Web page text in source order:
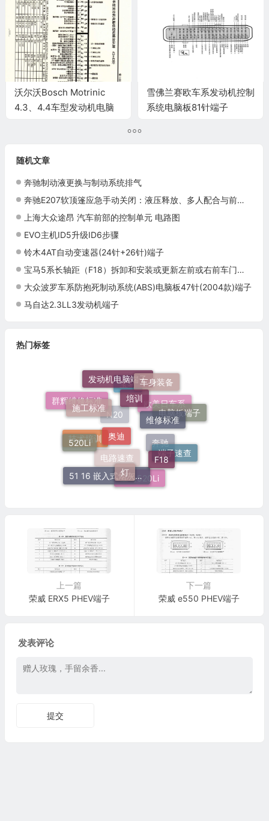
沃尔沃Bosch Motrinic
4.3、4.4车型发动机电脑
雪佛兰赛欧车系发动机控制
系统电脑板81针端子
随机文章
奔驰制动液更换与制动系统排气
奔驰E207软顶篷应急手动关闭：液压释放、多人配合与前部锁止
上海大众途昂 汽车前部的控制单元 电路图
EVO主机ID5升级ID6步骤
铃木4AT自动变速器(24针+26针)端子
宝马5系长轴距（F18）拆卸和安装或更新左前或右前车门饰件上的装饰条施工与复检标准
大众波罗车系防抱死制动系统(ABS)电脑板47针(2004款)端子
马自达2.3LL3发动机端子
热门标签
N20
宝马
欧美日车系
奔驰
电路速查
技术培训
群辉维修标准
发动机电脑端子车身装备
电脑板端子
端子速查
宝马520Li
51 16 嵌入式烟灰缸托架
520Li
施工标准
培训
维修标准
F18
灯
奥迪
上一篇
荣威 ERX5 PHEV端子
下一篇
荣威 e550 PHEV端子
发表评论